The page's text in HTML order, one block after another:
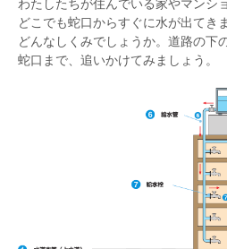
わたしたちが住んでいる家やマンシ
どこでも蛇口からすぐに水が出てき
どんなしくみでしょうか。道路の下
蛇口まで、追いかけてみましょう。